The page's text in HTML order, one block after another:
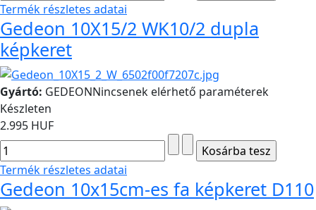
Termék részletes adatai
Gedeon 10X15/2 WK10/2 dupla
képkeret
Gyártó: GEDEONNincsenek elérhető paraméterek
Készleten
2.995 HUF
Termék részletes adatai
Gedeon 10x15cm-es fa képkeret D110